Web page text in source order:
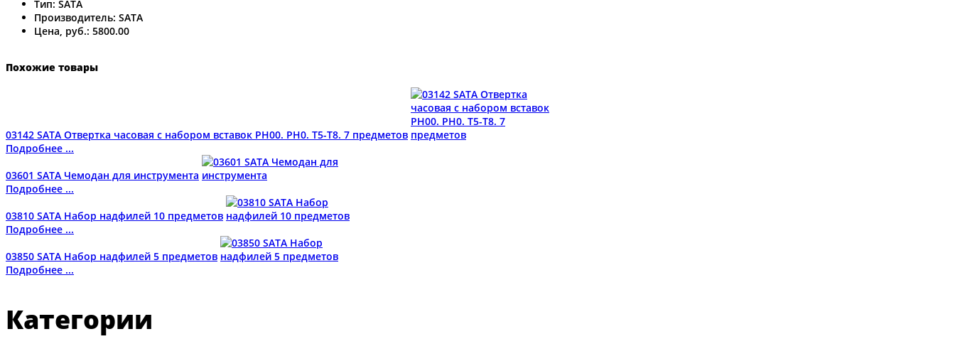
Тип: SATA
Производитель: SATA
Цена, руб.: 5800.00
Похожие товары
03142 SATA Отвертка часовая с набором вставок PH00. PH0. T5-T8. 7 предметов
Подробнее ...
03601 SATA Чемодан для инструмента
Подробнее ...
03810 SATA Набор надфилей 10 предметов
Подробнее ...
03850 SATA Набор надфилей 5 предметов
Подробнее ...
Категории